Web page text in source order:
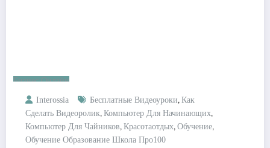
Бизнес Онлайн
Interossia Бесплатные Видеоуроки, Как
Сделать Видеоролик, Компьютер Для Начинающих,
Компьютер Для Чайников, Красотаотдых, Обучение,
Обучение Образование Школа Про100